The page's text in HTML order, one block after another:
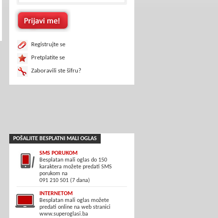
Registrujte se
Pretplatite se
Zaboravili ste šifru?
POŠALJITE BESPLATNI MALI OGLAS
SMS PORUKOM
Besplatan mali oglas do 150
karaktera možete predati SMS
porukom na
091 210 501 (7 dana)
INTERNETOM
Besplatan mali oglas možete
predati online na web stranici
www.superoglasi.ba